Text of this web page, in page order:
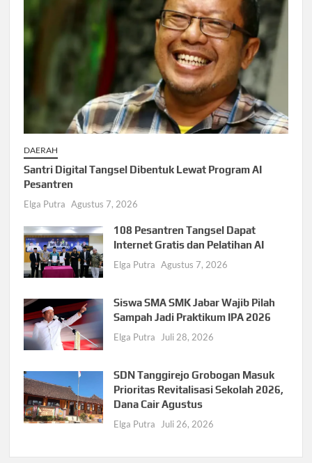
DAERAH
Santri Digital Tangsel Dibentuk Lewat Program AI
Pesantren
Elga Putra Agustus 7, 2026
108 Pesantren Tangsel Dapat
Internet Gratis dan Pelatihan AI
Elga Putra Agustus 7, 2026
Siswa SMA SMK Jabar Wajib Pilah
Sampah Jadi Praktikum IPA 2026
Elga Putra Juli 28, 2026
SDN Tanggirejo Grobogan Masuk
Prioritas Revitalisasi Sekolah 2026,
Dana Cair Agustus
Elga Putra Juli 26, 2026